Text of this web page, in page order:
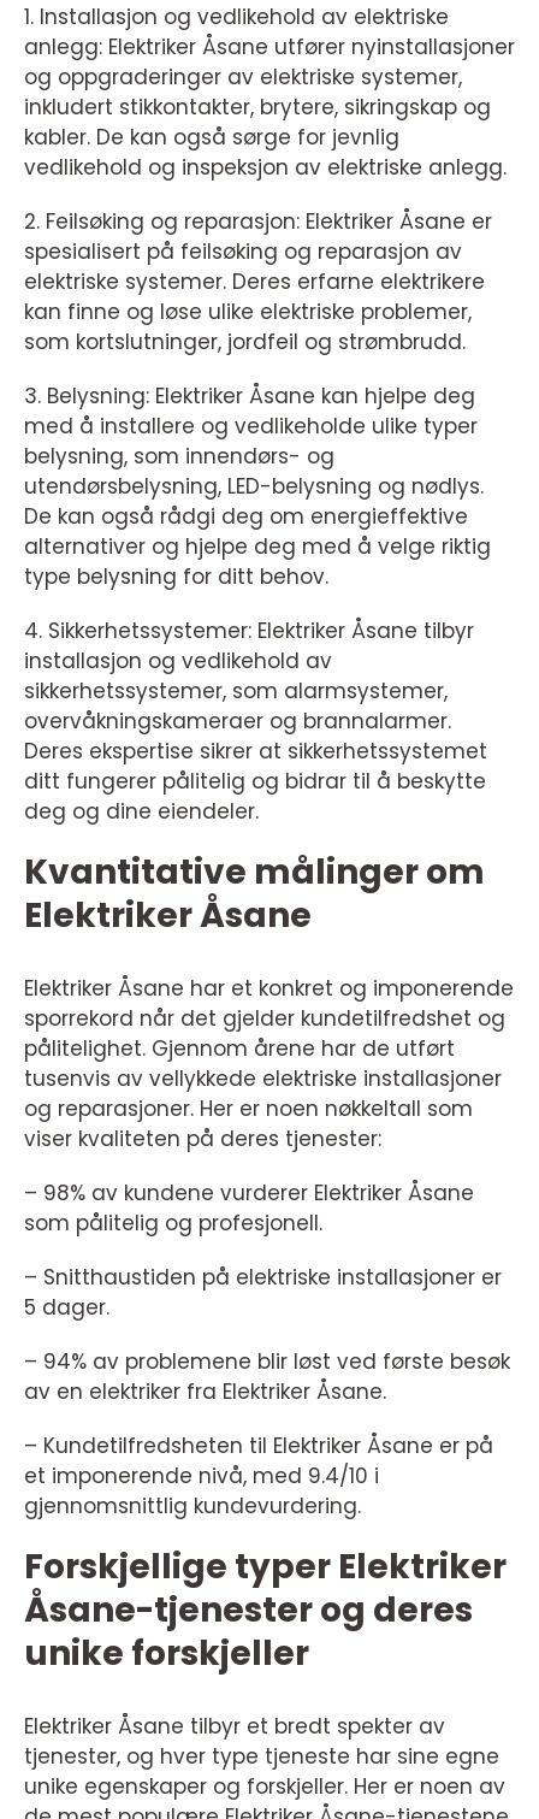
1. Installasjon og vedlikehold av elektriske
anlegg: Elektriker Åsane utfører nyinstallasjoner
og oppgraderinger av elektriske systemer,
inkludert stikkontakter, brytere, sikringskap og
kabler. De kan også sørge for jevnlig
vedlikehold og inspeksjon av elektriske anlegg.
2. Feilsøking og reparasjon: Elektriker Åsane er
spesialisert på feilsøking og reparasjon av
elektriske systemer. Deres erfarne elektrikere
kan finne og løse ulike elektriske problemer,
som kortslutninger, jordfeil og strømbrudd.
3. Belysning: Elektriker Åsane kan hjelpe deg
med å installere og vedlikeholde ulike typer
belysning, som innendørs- og
utendørsbelysning, LED-belysning og nødlys.
De kan også rådgi deg om energieffektive
alternativer og hjelpe deg med å velge riktig
type belysning for ditt behov.
4. Sikkerhetssystemer: Elektriker Åsane tilbyr
installasjon og vedlikehold av
sikkerhetssystemer, som alarmsystemer,
overvåkningskameraer og brannalarmer.
Deres ekspertise sikrer at sikkerhetssystemet
ditt fungerer pålitelig og bidrar til å beskytte
deg og dine eiendeler.
Kvantitative målinger om
Elektriker Åsane
Elektriker Åsane har et konkret og imponerende
sporrekord når det gjelder kundetilfredshet og
pålitelighet. Gjennom årene har de utført
tusenvis av vellykkede elektriske installasjoner
og reparasjoner. Her er noen nøkkeltall som
viser kvaliteten på deres tjenester:
– 98% av kundene vurderer Elektriker Åsane
som pålitelig og profesjonell.
– Snitthaustiden på elektriske installasjoner er
5 dager.
– 94% av problemene blir løst ved første besøk
av en elektriker fra Elektriker Åsane.
– Kundetilfredsheten til Elektriker Åsane er på
et imponerende nivå, med 9.4/10 i
gjennomsnittlig kundevurdering.
Forskjellige typer Elektriker
Åsane-tjenester og deres
unike forskjeller
Elektriker Åsane tilbyr et bredt spekter av
tjenester, og hver type tjeneste har sine egne
unike egenskaper og forskjeller. Her er noen av